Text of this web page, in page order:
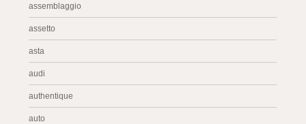
assemblaggio
assetto
asta
audi
authentique
auto